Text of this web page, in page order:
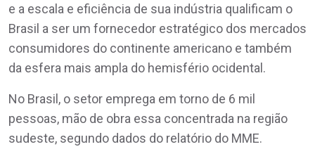
e a escala e eficiência de sua indústria qualificam o
Brasil a ser um fornecedor estratégico dos mercados
consumidores do continente americano e também
da esfera mais ampla do hemisfério ocidental.
No Brasil, o setor emprega em torno de 6 mil
pessoas, mão de obra essa concentrada na região
sudeste, segundo dados do relatório do MME.